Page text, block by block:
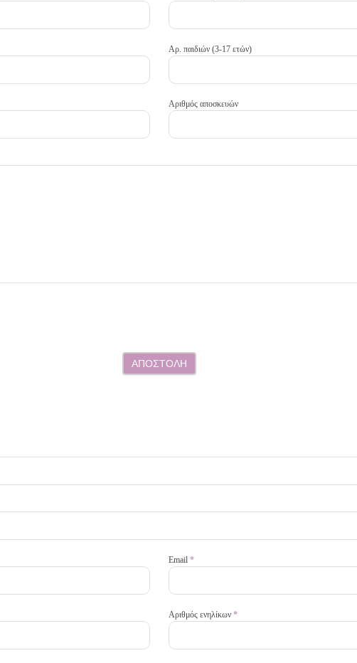
Αρ. παιδιών (3-17 ετών)
Αριθμός αποσκευών
ΑΠΟΣΤΟΛΗ
Email*
Αριθμός ενηλίκων*